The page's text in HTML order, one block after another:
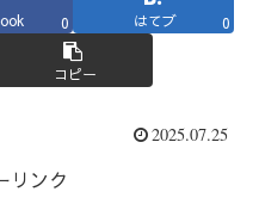
0 はてブ 0
コピー
2025.07.25
リンク